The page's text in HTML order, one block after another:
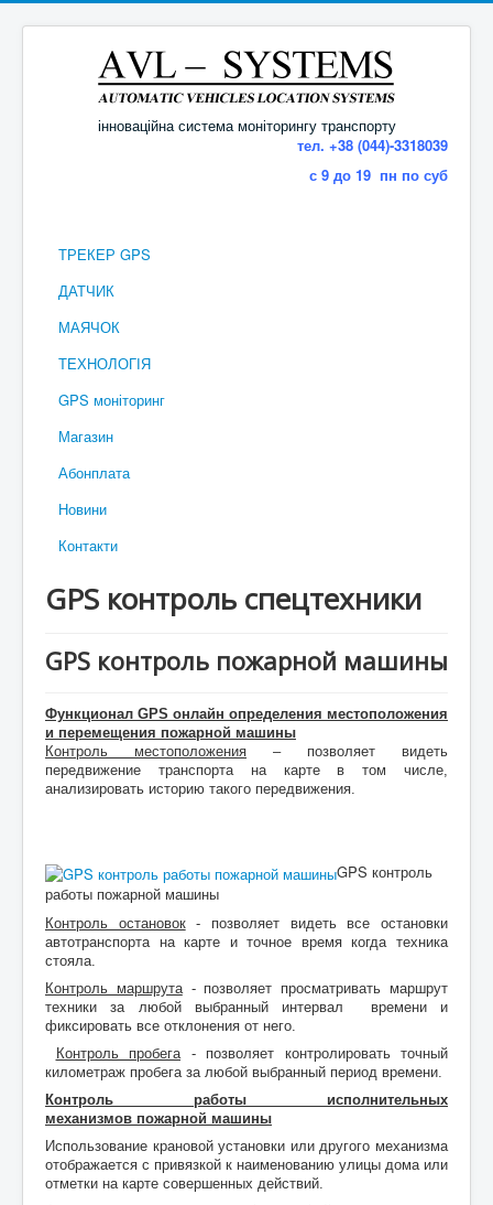
інноваційна система моніторингу транспорту
тел. +38 (044)-3318039
с 9 до 19 пн по суб
ТРЕКЕР GPS
ДАТЧИК
МАЯЧОК
ТЕХНОЛОГІЯ
GPS моніторинг
Магазин
Абонплата
Новини
Контакти
GPS контроль спецтехники
GPS контроль пожарной машины
Функционал GPS онлайн определения местоположения
и перемещения пожарной машины
Контроль местоположения – позволяет видеть
передвижение транспорта на карте в том числе,
анализировать историю такого передвижения.
GPS контроль
работы пожарной машины
Контроль остановок- позволяет видеть все остановки
автотранспорта на карте и точное время когда техника
стояла.
Контроль маршрута- позволяет просматривать маршрут
техники за любой выбранный интервал времени и
фиксировать все отклонения от него.
Контроль пробега - позволяет контролировать точный
километраж пробега за любой выбранный период времени.
Контроль работы исполнительных
механизмов пожарной машины
Использование крановой установки или другого механизма
отображается с привязкой к наименованию улицы дома или
отметки на карте совершенных действий.